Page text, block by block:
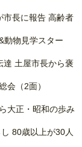
市長に報告 高齢者
動物見学スター
達 土屋市長から褒
会（2面）
大正・昭和の歩み
80歳以上が30人